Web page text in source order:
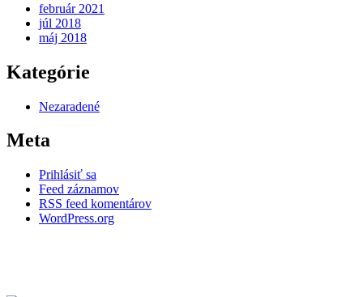
február 2021
júl 2018
máj 2018
Kategórie
Nezaradené
Meta
Prihlásiť sa
Feed záznamov
RSS feed komentárov
WordPress.org